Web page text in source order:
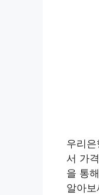
우리
서 가
을 통
알아